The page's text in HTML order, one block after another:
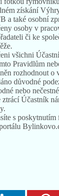
fotkou
získání
a také osobní
osoby v
či ke
všichni
Pravidlům
rozhodnout o
důvodné
nebo
Účastník
s poskytnutím